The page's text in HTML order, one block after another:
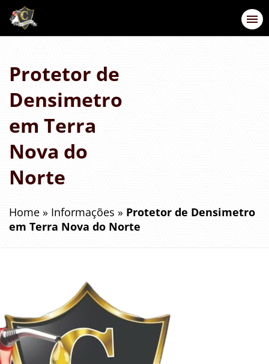
Protetor de
Densimetro
em Terra
Nova do
Norte
Home » Informações » Protetor de Densimetro
em Terra Nova do Norte